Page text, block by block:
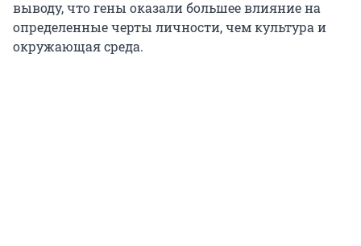
выводу, что гены оказали большее влияние на
определенные черты личности, чем культура и
окружающая среда.